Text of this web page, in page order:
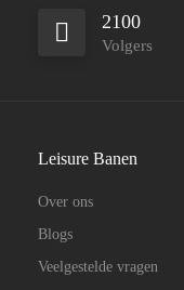
2100
Volgers
Leisure Banen
Over ons
Blogs
Veelgestelde vragen